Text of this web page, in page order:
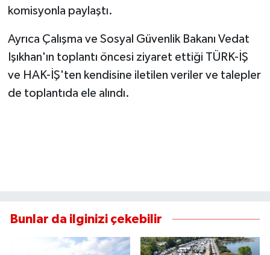
komisyonla paylaştı.
Ayrıca Çalışma ve Sosyal Güvenlik Bakanı Vedat
Işıkhan'ın toplantı öncesi ziyaret ettiği TÜRK-İŞ
ve HAK-İŞ'ten kendisine iletilen veriler ve talepler
de toplantıda ele alındı.
Bunlar da ilginizi çekebilir